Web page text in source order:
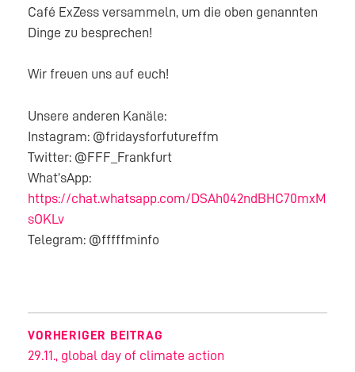
Café ExZess versammeln, um die oben genannten
Dinge zu besprechen!
Wir freuen uns auf euch!
Unsere anderen Kanäle:
Instagram: @fridaysforfutureffm
Twitter: @FFF_Frankfurt
What’sApp:
https://chat.whatsapp.com/DSAh042ndBHC70mxM
sOKLv
Telegram: @fffffminfo
BEITRAGSNAVIGATION
VORHERIGER BEITRAG
29.11., global day of climate action